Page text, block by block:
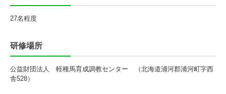
27名程度
研修場所
公益財団法人 軽種馬育成調教センター （北海道浦河郡浦河町字西
舎528）